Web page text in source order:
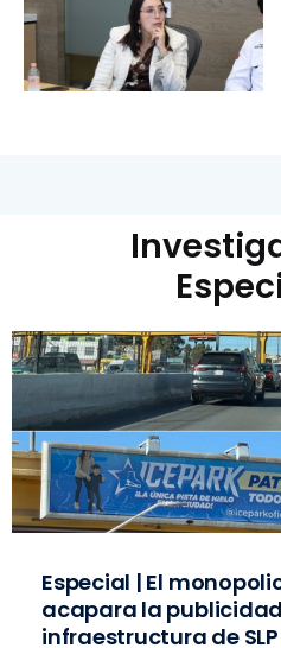
Especial | El
acapara la
infraestructura de SLP